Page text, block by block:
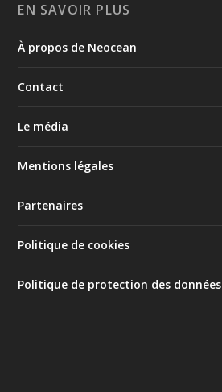
EN SAVOIR PLUS
À propos de Neocean
Contact
Le média
Mentions légales
Partenaires
Politique de cookies
Politique de protection des données